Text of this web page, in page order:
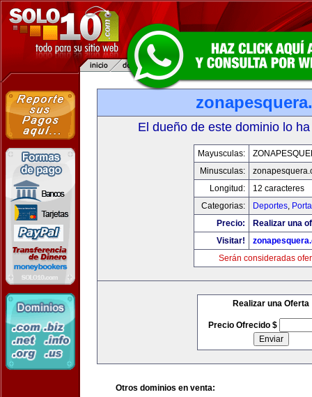
El dueño de este dominio lo
Mayusculas:
Minusculas:
Longitud:
12 caracteres
Categorias:
Deportes,
Precio:
Realizar una
Visitar!
Serán consideradas
Realizar una Oferta
Precio Ofrecido $
Otros dominios en venta: